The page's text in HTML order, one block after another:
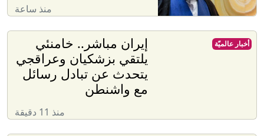
منذ ساعة
إيران مباشر.. خامنئي
يلتقي بزشكيان وعراقجي
يتحدث عن تبادل رسائل
مع واشنطن
منذ 11 دقيقة
أخبار عالميّة